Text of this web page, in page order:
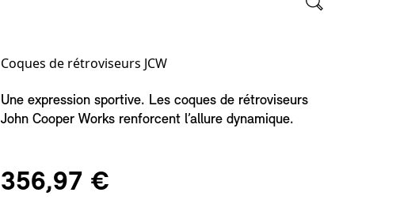
Coques de rétroviseurs JCW
Une expression sportive. Les coques de rétroviseurs
John Cooper Works renforcent l’allure dynamique.
356,97 €